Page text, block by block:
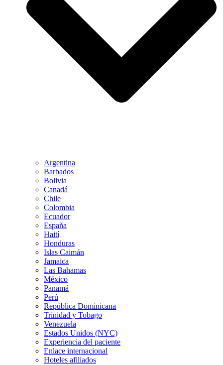
Argentina
Barbados
Bolivia
Canadá
Chile
Colombia
Ecuador
España
Haití
Honduras
Islas Caimán
Jamaica
Las Bahamas
México
Panamá
Perú
República Dominicana
Trinidad y Tobago
Venezuela
Estados Unidos (NYC)
Experiencia del paciente
Enlace internacional
Hoteles afiliados